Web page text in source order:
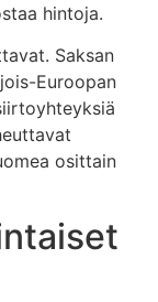
hintoja.
Saksan
Euroopan
osittain